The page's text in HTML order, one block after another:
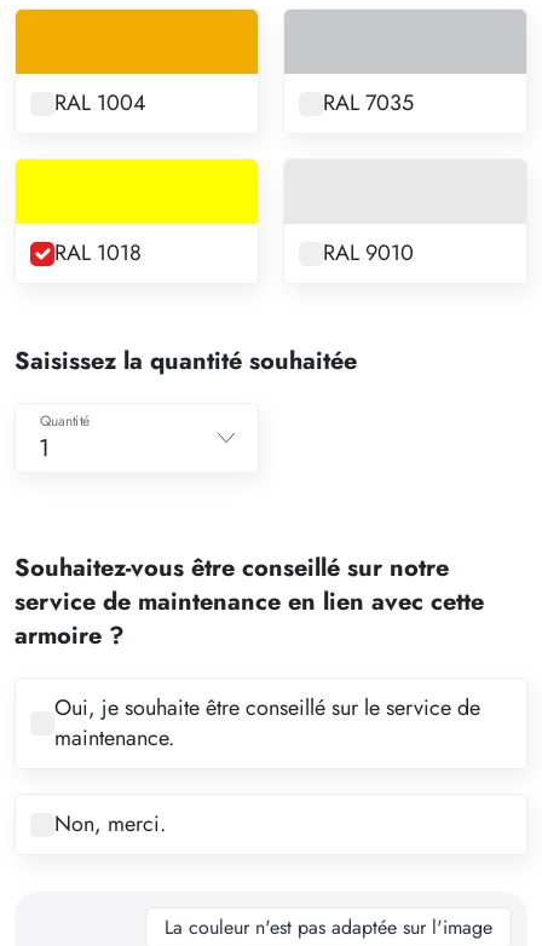
RAL 1004 RAL 7035
RAL 1018 RAL 9010
Saisissez la quantité souhaitée
1
3
4
6
7
9
Quantité
Souhaitez-vous être conseillé sur notre
service de maintenance en lien avec cette
armoire ?
Oui, je souhaite être conseillé sur le service de
maintenance.
Non, merci.
La couleur n'est pas adaptée sur l'image